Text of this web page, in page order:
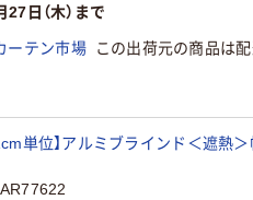
27日（木）まで
ーテン市場 この出荷元の商品は
単位】アルミブラインド＜遮熱
AR77622